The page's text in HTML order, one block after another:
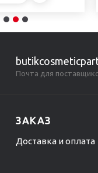
Почта для
ЗАКАЗ
Доставка и оплата